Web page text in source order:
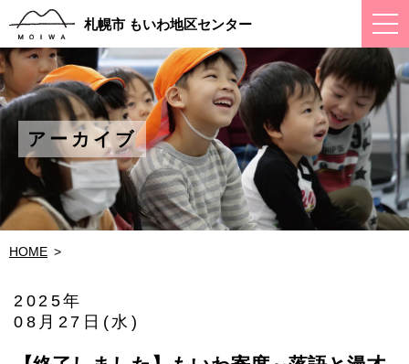
札幌市 もいわ地区センター
アーカイブ
HOME
2025年
08月27日(水)
ス
マ
ー
ト
フ
ォ
メ
ニ
ュ
ー